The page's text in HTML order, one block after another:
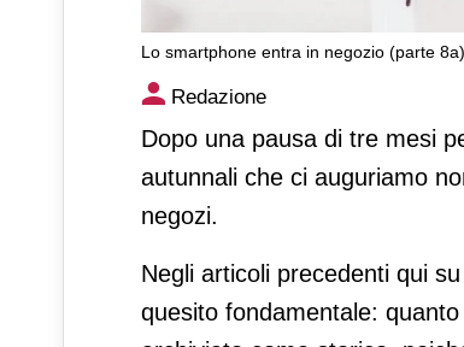
Lo smartphone entra in negozio (parte 8a)
Lo smartphone entra in
Redazione
Dopo una pausa di tre mesi
autunnali che ci auguriamo
negozi.
Negli articoli precedenti qui
quesito fondamentale: